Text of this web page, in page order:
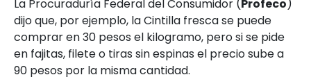
La Procuraduría Federal del Consumidor (Profeco)
dijo que, por ejemplo, la Cintilla fresca se puede
comprar en 30 pesos el kilogramo, pero si se pide
en fajitas, filete o tiras sin espinas el precio sube a
90 pesos por la misma cantidad.